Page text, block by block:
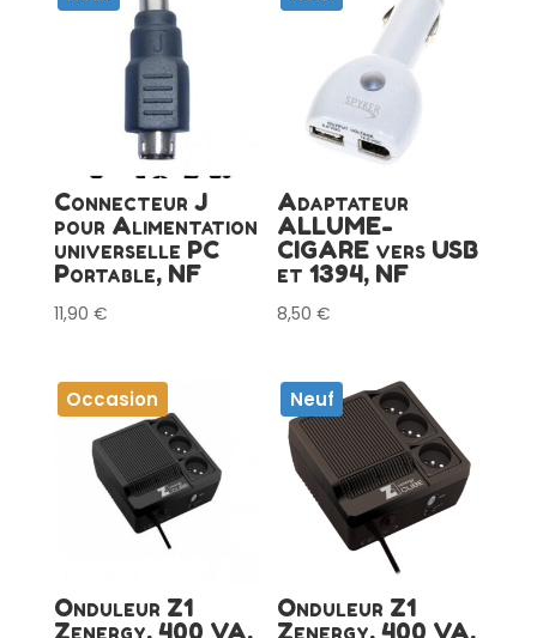
Connecteur J
pour Alimentation
universelle PC
Portable, NF
11,90 €
Adaptateur
ALLUME-
CIGARE vers USB
et 1394, NF
8,50€
Occasion
Onduleur Z1
Zenergy, 400 VA,
Neuf
Onduleur Z1
Zenergy, 400 VA,